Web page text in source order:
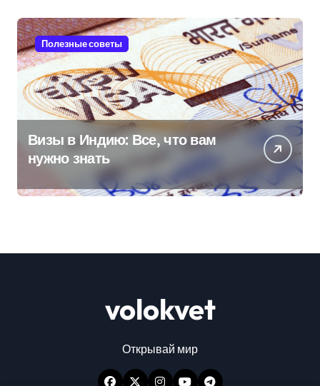
Полезные советы
Визы в Индию: Все, что вам
нужно знать
volokvet
Открывай мир